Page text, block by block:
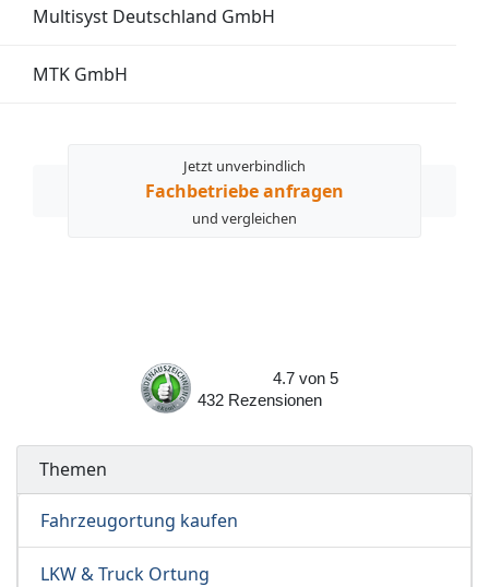
Multisyst Deutschland GmbH
MTK GmbH
Jetzt unverbindlich
Fachbetriebe anfragen
und vergleichen
4.7 von 5
432
Rezensionen
Themen
Fahrzeugortung kaufen
LKW & Truck Ortung